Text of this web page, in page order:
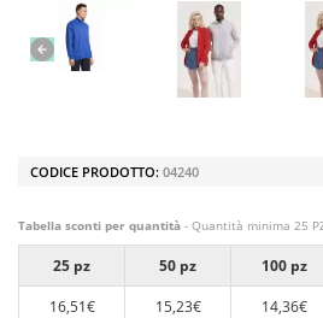
CODICE PRODOTTO: 04240
Tabella sconti per quantità - Quantità minima 25
25 pz 50 pz 100 pz
16,51€
15,23€ 14,36€